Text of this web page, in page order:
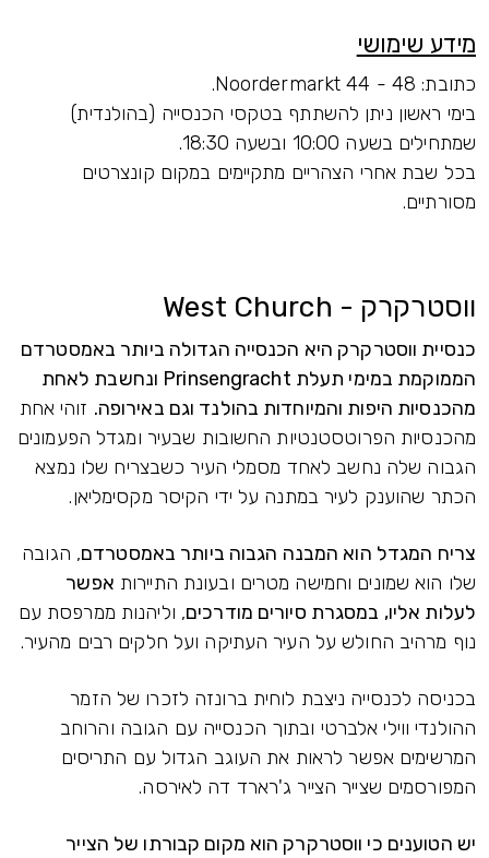
מידע שימושי
כתובת: Noordermarkt 44 - 48.
בימי ראשון ניתן להשתתף בטקסי הכנסייה (בהולנדית)
שמתחילים בשעה 10:00 ובשעה 18:30.
בכל שבת אחרי הצהריים מתקיימים במקום קונצרטים
מסורתיים.
ווסטרקרק - West Church
כנסיית ווסטרקרק היא הכנסייה הגדולה ביותר באמסטרדם
הממוקמת במימי תעלת Prinsengracht ונחשבת לאחת
מהכנסיות היפות והמיוחדות בהולנד וגם באירופה. זוהי אחת
מהכנסיות הפרוטסטנטיות החשובות שבעיר ומגדל הפעמונים
הגבוה שלה נחשב לאחד מסמלי העיר כשבצריח שלו נמצא
הכתר שהוענק לעיר במתנה על ידי הקיסר מקסימליאן.
צריח המגדל הוא המבנה הגבוה ביותר באמסטרדם, הגובה
שלו הוא שמונים וחמישה מטרים ובעונת התיירות אפשר
לעלות אליו, במסגרת סיורים מודרכים, וליהנות ממרפסת עם
נוף מרהיב החולש על העיר העתיקה ועל חלקים רבים מהעיר.
בכניסה לכנסייה ניצבת לוחית ברונזה לזכרו של הזמר
ההולנדי ווילי אלברטי ובתוך הכנסייה עם הגובה והרוחב
המרשימים אפשר לראות את העוגב הגדול עם התריסים
המפורסמים שצייר הצייר ג'רארד דה לאירסה.
יש הטוענים כי ווסטרקרק הוא מקום קבורתו של הצייר